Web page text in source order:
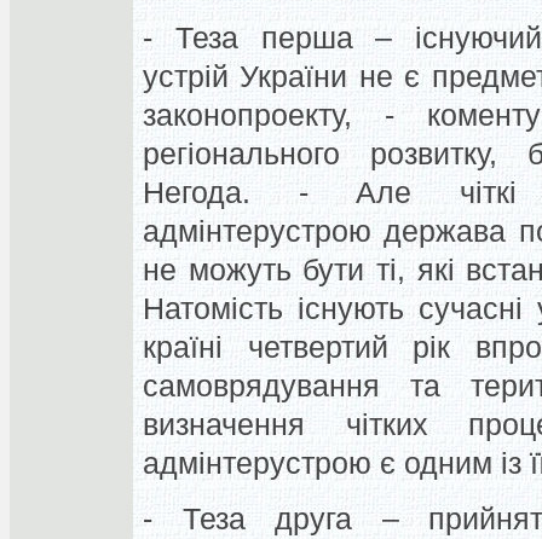
- Теза перша – існуючий
устрій України не є
законопроекту, -
регіонального
Негода. - Але чіткі
адмінтерустрою держава
не можуть бути ті, які
Натомість існують
країні четвертий рік
самоврядування та
визначення чітких
адмінтерустрою є одним із
- Теза друга –